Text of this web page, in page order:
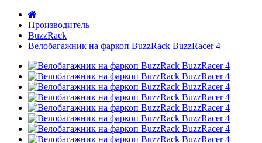
Производитель
BuzzRack
Велобагажник на фаркоп BuzzRack BuzzRacer 4